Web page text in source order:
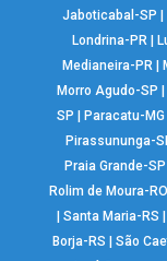
Jaboticabal-SP
Londrina-PR|
Medianeira-PR
Morro Agudo-SP
SP
Paracatu-MG
Pirassununga-
Praia Grande-SP
Rolim de Moura-RO
|Santa Maria-RS
Borja-RS
|São